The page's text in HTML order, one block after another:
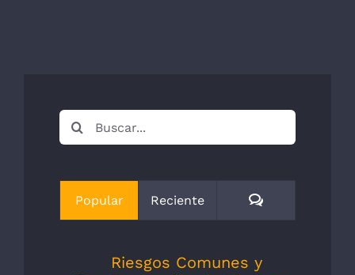
Buscar:
Popular Reciente Comentarios
Riesgos Comunes y